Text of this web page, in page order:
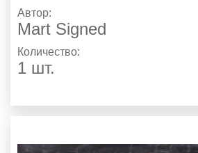
Автор:
Mart Signed
Количество:
1 шт.